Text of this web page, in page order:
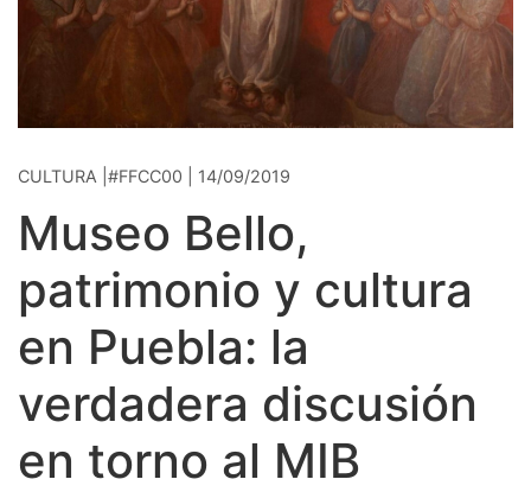
CULTURA |#FFCC00 | 14/09/2019
Museo Bello,
patrimonio y cultura
en Puebla: la
verdadera discusión
en torno al MIB